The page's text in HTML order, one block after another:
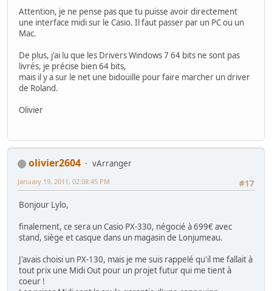
Attention, je ne pense pas que tu puisse avoir directement
une interface midi sur le Casio. Il faut passer par un PC ou un
Mac.
De plus, j'ai lu que les Drivers Windows 7 64 bits ne sont pas
livrés, je précise bien 64 bits,
mais il y a sur le net une bidouille pour faire marcher un driver
de Roland.
Olivier
olivier2604
vArranger
#17
January 19, 2011, 02:08:45 PM
Bonjour Lylo,
finalement, ce sera un Casio PX-330, négocié à 699€ avec
stand, siège et casque dans un magasin de Lonjumeau.
J'avais choisi un PX-130, mais je me suis rappelé qu'il me fallait à
tout prix une Midi Out pour un projet futur qui me tient à
coeur !